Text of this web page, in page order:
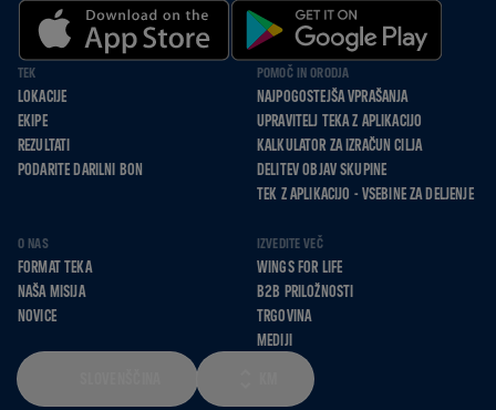
TEK
LOKACIJE
EKIPE
REZULTATI
PODARITE DARILNI BON
POMOČ IN ORODJA
NAJPOGOSTEJŠA VPRAŠANJA
UPRAVITELJ TEKA Z APLIKACIJO
KALKULATOR ZA IZRAČUN CILJA
DELITEV OBJAV SKUPINE
TEK Z APLIKACIJO - VSEBINE ZA DELJENJE
O NAS
FORMAT TEKA
NAŠA MISIJA
NOVICE
IZVEDITE VEČ
WINGS FOR LIFE
B2B PRILOŽNOSTI
TRGOVINA
MEDIJI